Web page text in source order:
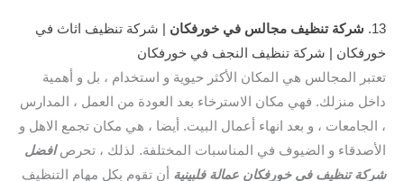
13. شركة تنظيف مجالس في خورفكان | شركة تنظيف اثاث في
خورفكان | شركة تنظيف النجف في خورفكان
تعتبر المجالس هي المكان الأكثر حيوية و استخدام ، بل و أهمية
داخل منزلك. فهي مكان الاسترخاء بعد العودة من العمل ، المدارس
، الجامعات ، و بعد انهاء أعمال البيت. أيضا ، هي مكان تجمع الاهل و
الأصدقاء و الضيوف في المناسبات المختلفة. لذلك ، تحرصافضل
شركة تنظيف في خورفكان عمالة فلبينية أن تقوم بكل مهام التنظيف